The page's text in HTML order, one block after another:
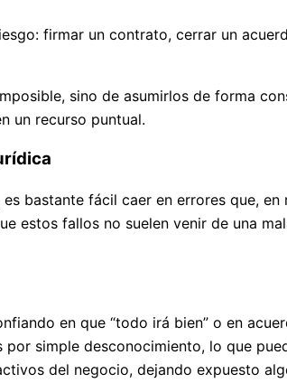
firmar un contrato, cerrar un
sino de asumirlos de forma
un recurso puntual.
bastante fácil caer en errores que,
estos fallos no suelen venir de una
en que “todo irá bien” o en
simple desconocimiento, lo que
del negocio, dejando expuesto